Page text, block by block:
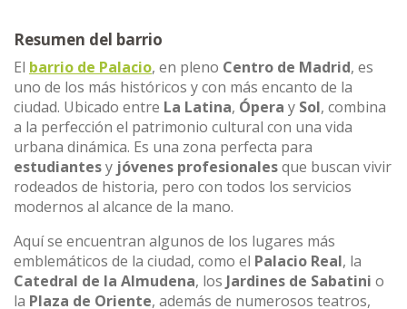
Resumen del barrio
El barrio de Palacio, en pleno Centro de Madrid, es
uno de los más históricos y con más encanto de la
ciudad. Ubicado entre La Latina, Ópera y Sol, combina
a la perfección el patrimonio cultural con una vida
urbana dinámica. Es una zona perfecta para
estudiantesy jóvenes profesionalesque buscan vivir
rodeados de historia, pero con todos los servicios
modernos al alcance de la mano.
Aquí se encuentran algunos de los lugares más
emblemáticos de la ciudad, como el Palacio Real, la
Catedral de la Almudena, los Jardines de Sabatini o
la Plaza de Oriente, además de numerosos teatros,